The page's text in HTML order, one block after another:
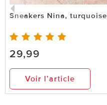
Sneakers Nina, turquoise
29,99
Voir l’article